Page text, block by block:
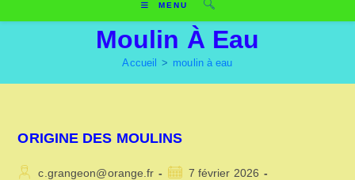
MENU
Moulin À Eau
Accueil > moulin à eau
ORIGINE DES MOULINS
Auteur/autrice
c.grangeon@orange.fr
Publication
7 février 2026